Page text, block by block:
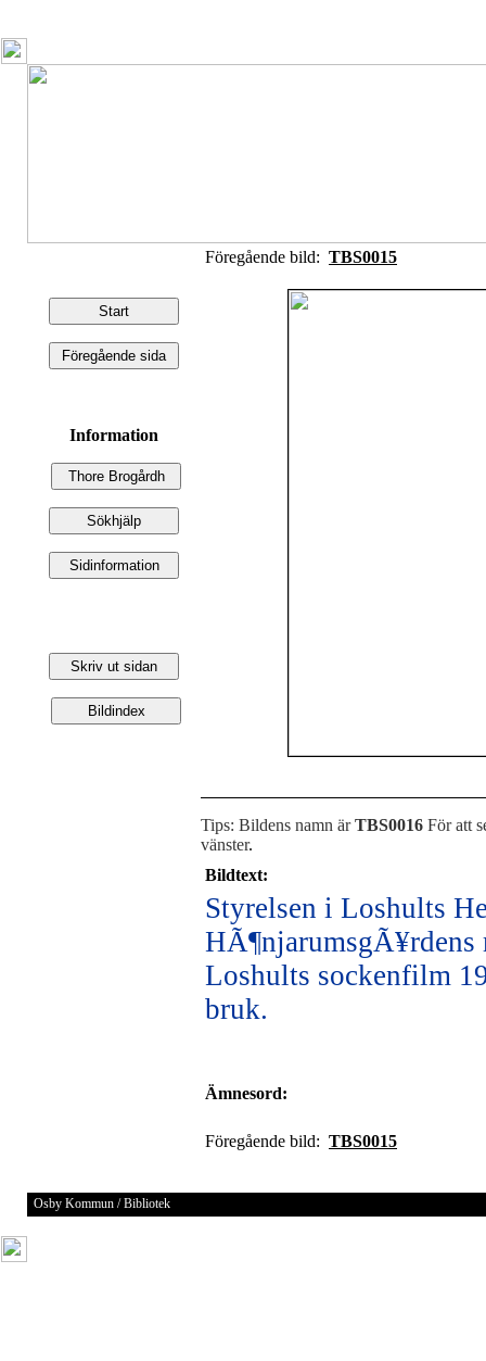
Information
Föregående bild: TBS0015
Tips: Bildens namn ärTBS0016 För att
vänster.
Bildtext:
Styrelsen i Loshults
Loshults sockenfilm
bruk.
Ämnesord:
Föregående bild: TBS0015
Osby Kommun / Bibliotek